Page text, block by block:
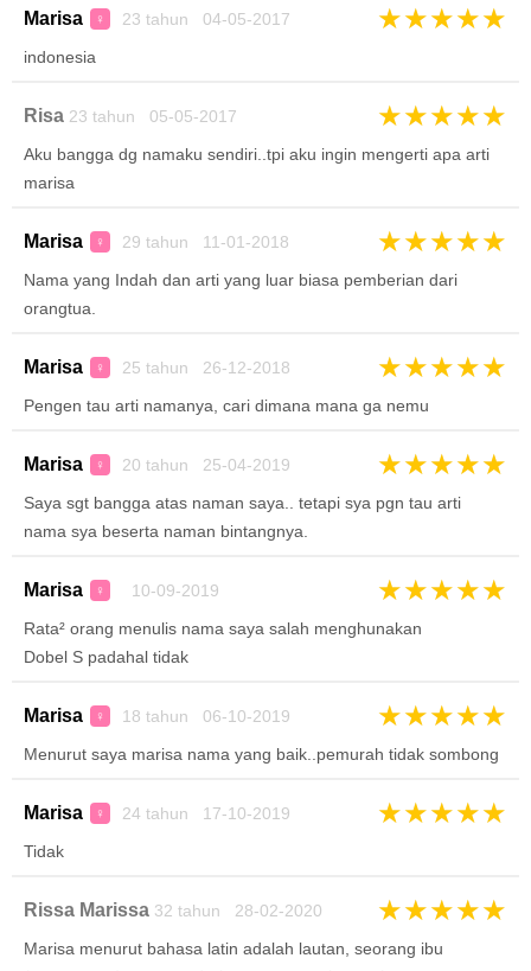
Marisa ♀ 23 tahun 04-05-2017 ★★★★★
indonesia
Risa 23 tahun 05-05-2017 ★★★★★
Aku bangga dg namaku sendiri..tpi aku ingin mengerti apa arti
marisa
Marisa ♀ 29 tahun 11-01-2018 ★★★★★
Nama yang Indah dan arti yang luar biasa pemberian dari
orangtua.
Marisa ♀ 25 tahun 26-12-2018 ★★★★★
Pengen tau arti namanya, cari dimana mana ga nemu
Marisa ♀ 20 tahun 25-04-2019 ★★★★★
Saya sgt bangga atas naman saya.. tetapi sya pgn tau arti
nama sya beserta naman bintangnya.
Marisa ♀ 10-09-2019 ★★★★★
Rata² orang menulis nama saya salah menghunakan
Dobel S padahal tidak
Marisa ♀ 18 tahun 06-10-2019 ★★★★★
Menurut saya marisa nama yang baik..pemurah tidak sombong
Marisa ♀ 24 tahun 17-10-2019 ★★★★★
Tidak
Rissa Marissa 32 tahun 28-02-2020 ★★★★★
Marisa menurut bahasa latin adalah lautan, seorang ibu